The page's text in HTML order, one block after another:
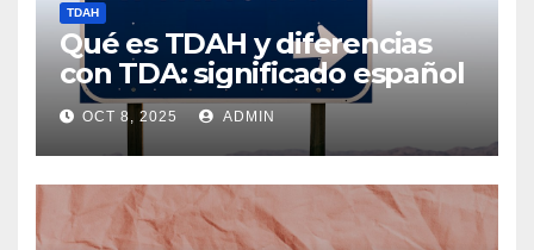
TDAH
Qué es TDAH y diferencias
con TDA: significado español
OCT 8, 2025 ADMIN